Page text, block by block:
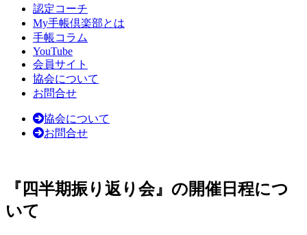
認定コーチ
My手帳倶楽部とは
手帳コラム
YouTube
会員サイト
協会について
お問合せ
協会について
お問合せ
『四半期振り返り会』の開催日程につ
いて